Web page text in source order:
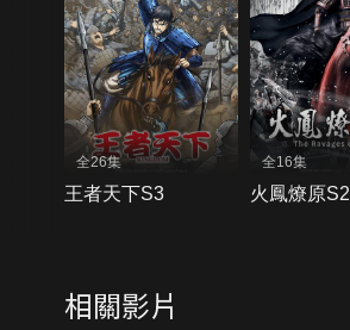
全26集
王者天下S3
全16集
火鳳燎原S2
相關影片